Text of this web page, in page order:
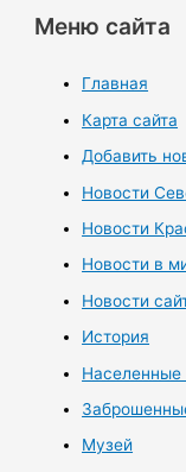
Меню сайта
Главная
Карта сайта
Добавить
Новости
Новости
Новости в
Новости
История
Населенные
Музей